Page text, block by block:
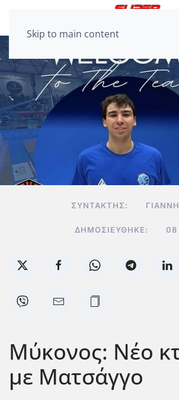
Skip to main content
ΣΥΝΤΆΚΤΗΣ:
ΔΗΜΟΣΙΕΎΘΗΚΕ: 08
Μύκονος: Νέο
με Ματσάγγο